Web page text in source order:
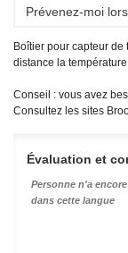
Prévenez-moi
Boîtier pour capteur
distance la
Conseil : vous avez
Consultez les sites
Évaluation et
Personne n'a
dans cette langue